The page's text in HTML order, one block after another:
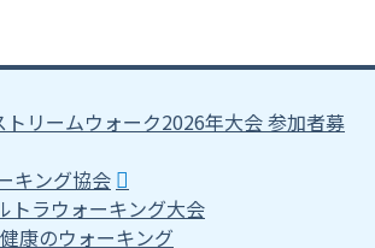
リームウォーク2026年大会 参加者募
キング協会
トラウォーキング大会
康のウォーキング